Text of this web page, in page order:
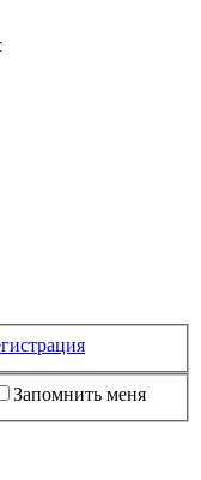
Запомнить меня